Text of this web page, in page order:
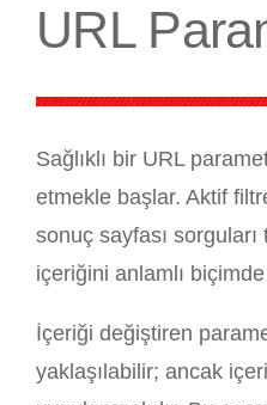
URL
Sağlıklı bir URL
etmekle başlar. Aktif
sonuç sayfası
içeriğini anlamlı
İçeriği değiştiren
yaklaşılabilir; ancak